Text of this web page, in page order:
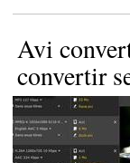
Avi
convertir